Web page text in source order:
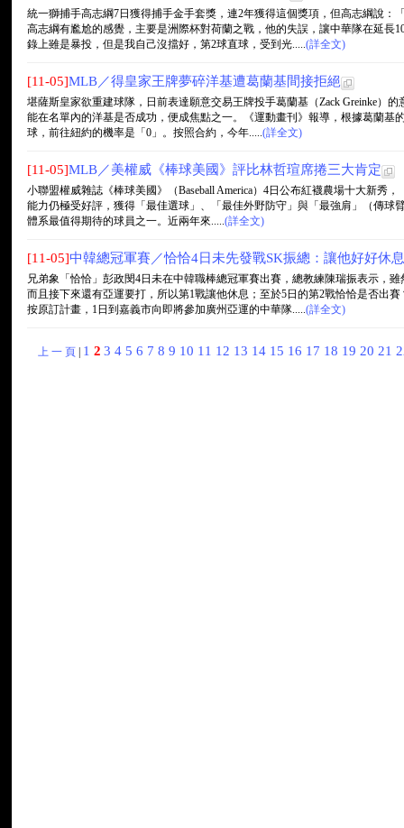
統一獅捕手高志綱7日獲得捕手金手套獎，連2年獲得這個獎項，但高志綱說：
高志綱有尷尬的感覺，主要是洲際杯對荷蘭之戰，他的失誤，讓中華隊在延長
錄上雖是暴投，但是我自己沒擋好，第2球直球，受到光.....(詳全文)
[11-05]MLB／得皇家王牌夢碎洋基遭葛蘭基間接拒絕
堪薩斯皇家欲重建球隊，日前表達願意交易王牌投手葛蘭基（Zack Greinke）
能在名單內的洋基是否成功，便成焦點之一。《運動畫刊》報導，根據葛蘭基
球，前往紐約的機率是「0」。按照合約，今年.....(詳全文)
[11-05]MLB／美權威《棒球美國》評比林哲瑄席捲三大肯定
小聯盟權威雜誌《棒球美國》（Baseball America）4日公布紅襪農場十大新秀
能力仍極受好評，獲得「最佳選球」、「最佳外野防守」與「最強肩」（傳球
體系最值得期待的球員之一。近兩年來.....(詳全文)
[11-05]中韓總冠軍賽／恰恰4日未先發戰SK振總：讓他好好休息
兄弟象「恰恰」彭政閔4日未在中韓職棒總冠軍賽出賽，總教練陳瑞振表示，
而且接下來還有亞運要打，所以第1戰讓他休息；至於5日的第2戰恰恰是否出
按原訂計畫，1日到嘉義市向即將參加廣州亞運的中華隊.....(詳全文)
上 一 頁| 1 2 3 4 5 6 7 8 9 10 11 12 13 14 15 16 17 18 19 20 21